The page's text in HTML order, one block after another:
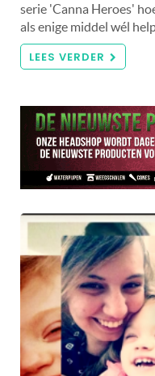
serie 'Canna Heroes'
als enige middel wél
LEES VERDER